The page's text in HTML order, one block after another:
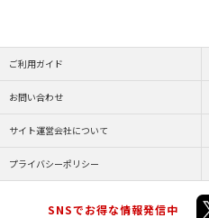
ご利用ガイド
お問い合わせ
サイト運営会社について
プライバシーポリシー
SNSでお得な情報発信中